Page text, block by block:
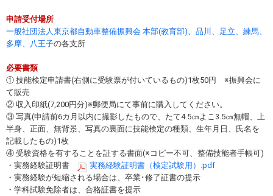
申請受付場所
一般社団法人東京都自動車整備振興会 本部(教育部)、 品川、足立、練馬、
多摩、八王子の各支所
必要書類
① 技能検定申請書(右側に受験票が付いているもの)1枚50円 ※振興会に
て販売
② 収入印紙(7,200円分)※郵便局にて事前に購入してください。
③ 写真(申請前6カ月以内に撮影したもので、たて4.5㎝よこ3.5㎝無帽、上
半身、正面、無背景、写真の裏面に技能検定の種類、生年月日、氏名を
記載したもの)1枚
④ 受験資格を有することを証する書面(※コピー不可、整備技能者手帳可)
・実務経験証明書
実務経験証明書（検定試験用）.pdf
・実務経験が短縮される場合は、卒業･修了証書の提示
・学科試験免除者は、合格証書を提示